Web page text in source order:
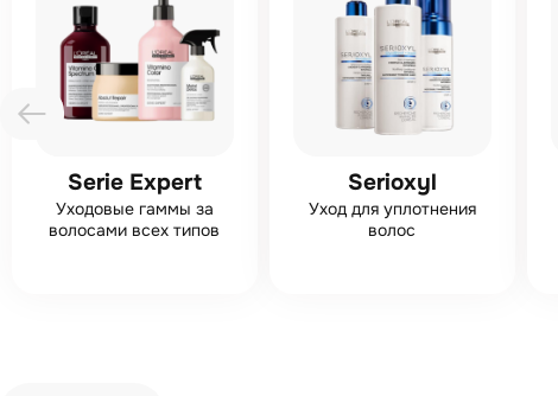
Serie Expert
Уходовые гаммы за
волосами всех типов
Serioxyl
Уход для уплотнения
волос